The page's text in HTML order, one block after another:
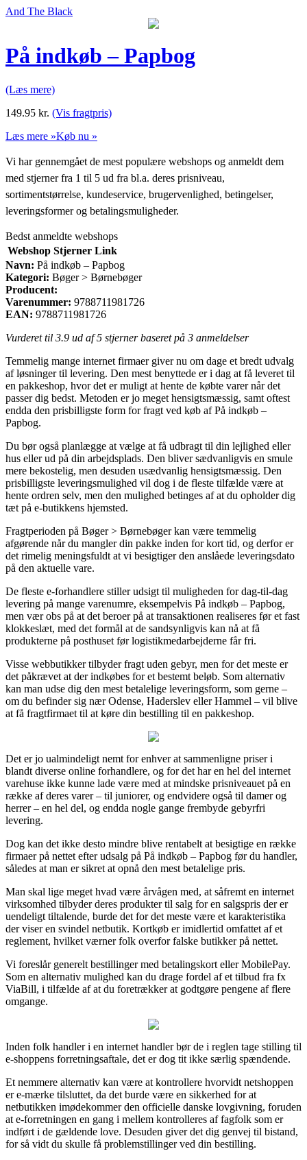
And The Black
På indkøb – Papbog
(Læs mere)
149.95 kr. (Vis fragtpris)
Læs mere »Køb nu »
Vi har gennemgået de mest populære webshops og anmeldt dem
med stjerner fra 1 til 5 ud fra bl.a. deres prisniveau,
sortimentstørrelse, kundeservice, brugervenlighed, betingelser,
leveringsformer og betalingsmuligheder.
Bedst anmeldte webshops
Webshop Stjerner Link
Navn: På indkøb – Papbog
Kategori: Bøger > Børnebøger
Producent:
Varenummer: 9788711981726
EAN: 9788711981726
Vurderet til 3.9 ud af 5 stjerner baseret på 3 anmeldelser
Temmelig mange internet firmaer giver nu om dage et bredt udvalg
af løsninger til levering. Den mest benyttede er i dag at få leveret til
en pakkeshop, hvor det er muligt at hente de købte varer når det
passer dig bedst. Metoden er jo meget hensigtsmæssig, samt oftest
endda den prisbilligste form for fragt ved køb af På indkøb –
Papbog.
Du bør også planlægge at vælge at få udbragt til din lejlighed eller
hus eller ud på din arbejdsplads. Den bliver sædvanligvis en smule
mere bekostelig, men desuden usædvanlig hensigtsmæssig. Den
prisbilligste leveringsmulighed vil dog i de fleste tilfælde være at
hente ordren selv, men den mulighed betinges af at du opholder dig
tæt på e-butikkens hjemsted.
Fragtperioden på Bøger > Børnebøger kan være temmelig
afgørende når du mangler din pakke inden for kort tid, og derfor er
det rimelig meningsfuldt at vi besigtiger den anslåede leveringsdato
på den aktuelle vare.
De fleste e-forhandlere stiller udsigt til muligheden for dag-til-dag
levering på mange varenumre, eksempelvis På indkøb – Papbog,
men vær obs på at det beroer på at transaktionen realiseres før et fast
klokkeslæt, med det formål at de sandsynligvis kan nå at få
produkterne på posthuset før logistikmedarbejderne får fri.
Visse webbutikker tilbyder fragt uden gebyr, men for det meste er
det påkrævet at der indkøbes for et bestemt beløb. Som alternativ
kan man udse dig den mest betalelige leveringsform, som gerne –
om du befinder sig nær Odense, Haderslev eller Hammel – vil blive
at få fragtfirmaet til at køre din bestilling til en pakkeshop.
Det er jo ualmindeligt nemt for enhver at sammenligne priser i
blandt diverse online forhandlere, og for det har en hel del internet
varehuse ikke kunne lade være med at mindske prisniveauet på en
række af deres varer – til juniorer, og endvidere også til damer og
herrer – en hel del, og endda nogle gange frembyde gebyrfri
levering.
Dog kan det ikke desto mindre blive rentabelt at besigtige en række
firmaer på nettet efter udsalg på På indkøb – Papbog før du handler,
således at man er sikret at opnå den mest betalelige pris.
Man skal lige meget hvad være årvågen med, at såfremt en internet
virksomhed tilbyder deres produkter til salg for en salgspris der er
uendeligt tiltalende, burde det for det meste være et karakteristika
der viser en svindel netbutik. Kortkøb er imidlertid omfattet af et
reglement, hvilket værner folk overfor falske butikker på nettet.
Vi foreslår generelt bestillinger med betalingskort eller MobilePay.
Som en alternativ mulighed kan du drage fordel af et tilbud fra fx
ViaBill, i tilfælde af at du foretrækker at godtgøre pengene af flere
omgange.
Inden folk handler i en internet handler bør de i reglen tage stilling til
e-shoppens forretningsaftale, det er dog tit ikke særlig spændende.
Et nemmere alternativ kan være at kontrollere hvorvidt netshoppen
er e-mærke tilsluttet, da det burde være en sikkerhed for at
netbutikken imødekommer den officielle danske lovgivning, foruden
at e-forretningen en gang i mellem kontrolleres af fagfolk som er
indført i de gældende love. Desuden giver det dig genvej til bistand,
for så vidt du skulle få problemstillinger ved din bestilling.